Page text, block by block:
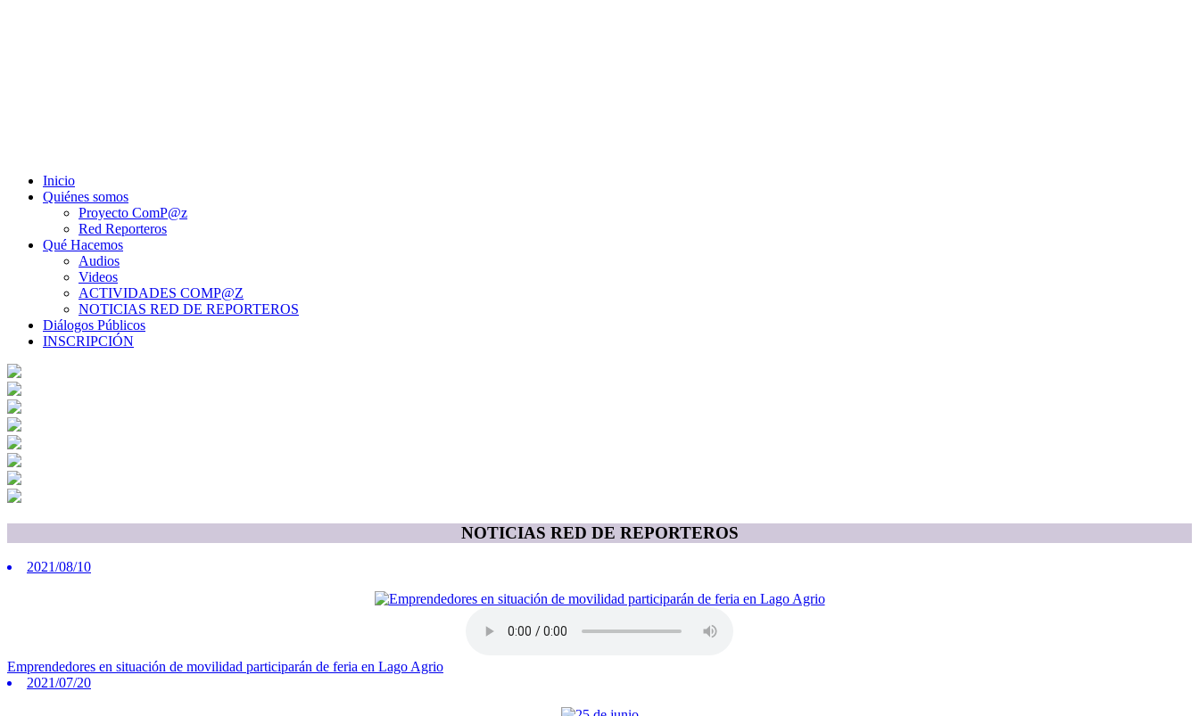
Inicio
Quiénes somos
Proyecto ComP@z
Red Reporteros
Qué Hacemos
Audios
Videos
ACTIVIDADES COMP@Z
NOTICIAS RED DE REPORTEROS
Diálogos Públicos
INSCRIPCIÓN
NOTICIAS RED DE REPORTEROS
2021/08/10
Emprendedores en situación de movilidad participarán de feria en Lago Agrio
2021/07/20